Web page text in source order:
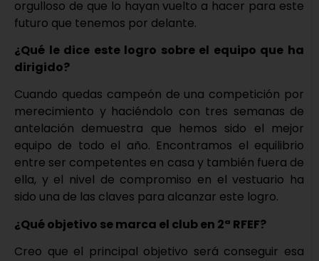
orgulloso de que lo hayan vuelto a hacer para este
futuro que tenemos por delante.
¿Qué le dice este logro sobre el equipo que ha
dirigido?
Cuando quedas campeón de una competición por
merecimiento y haciéndolo con tres semanas de
antelación demuestra que hemos sido el mejor
equipo de todo el año. Encontramos el equilibrio
entre ser competentes en casa y también fuera de
ella, y el nivel de compromiso en el vestuario ha
sido una de las claves para alcanzar este logro.
¿Qué objetivo se marca el club en 2ª RFEF?
Creo que el principal objetivo será conseguir esa